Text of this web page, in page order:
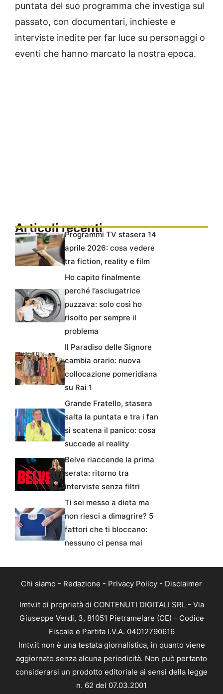
puntata del suo programma che investiga sul
passato, con documentari, inchieste e
interviste inedite per far luce su personaggi o
eventi che hanno marcato la nostra epoca.
Articoli recentiProgrammi TV stasera 14
aprile 2026: cosa vedere
tra fiction, reality e film
Ho capito finalmente
perché l’asciugatrice
puzzava: solo così ho
risolto per sempre il
problema
Il Paradiso delle Signore
cambia orario: nuova
collocazione pomeridiana
su Rai 1
Grande Fratello, stasera
salta la puntata e tra i fan
si scatena il panico: cosa
succede al reality
Belve riaccende la prima
serata: ritorno tra
interviste senza filtri
Ti sei messo a dieta ma
non riesci a dimagrire? 5
fattori che ti bloccano:
nessuno ci pensa mai
Chi siamo - Redazione - Privacy Policy - Disclaimer
Imtv.it di proprietà di CONTENUTI DIGITALI SRL - Via
Giuseppe Verdi, 3, 81051 Pietramelare (CE) - Codice
Fiscale e Partita I.V.A. 04012790616
Imtv.it non è una testata giornalistica, in quanto viene
aggiornato senza alcuna periodicità. Non può pertanto
considerarsi un prodotto editoriale ai sensi della legge
n. 62 del 07.03.2001